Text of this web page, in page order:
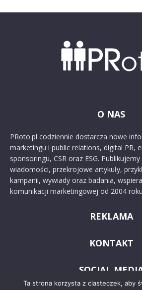
O NAS
PRoto.pl codziennie dostarcza nowe
marketingu i public relations, digital PR,
sponsoringu, CSR oraz ESG.
wiadomości, przekrojowe artykuły,
kampanii, wywiady oraz badania,
komunikacji marketingowej od 2004
REKLAMA
KONTAKT
SOCIAL
Ta strona korzysta z ciasteczek, aby